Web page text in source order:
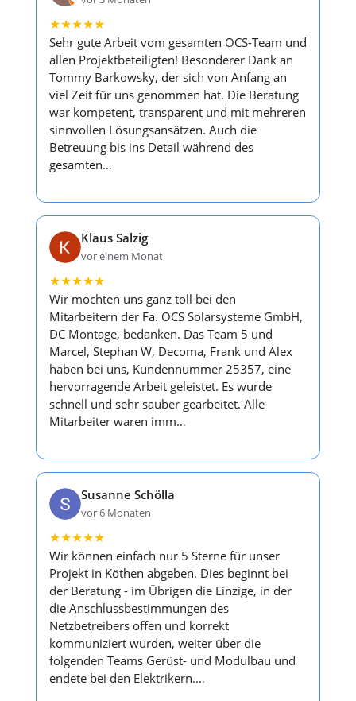
★★★★★
Sehr gute Arbeit vom gesamten OCS-Team und
allen Projektbeteiligten! Besonderer Dank an
Tommy Barkowsky, der sich von Anfang an
viel Zeit für uns genommen hat. Die Beratung
war kompetent, transparent und mit mehreren
sinnvollen Lösungsansätzen. Auch die
Betreuung bis ins Detail während des
gesamten…
Klaus Salzig
vor einem Monat
★★★★★
Wir möchten uns ganz toll bei den
Mitarbeitern der Fa. OCS Solarsysteme GmbH,
DC Montage, bedanken. Das Team 5 und
Marcel, Stephan W, Decoma, Frank und Alex
haben bei uns, Kundennummer 25357, eine
hervorragende Arbeit geleistet. Es wurde
schnell und sehr sauber gearbeitet. Alle
Mitarbeiter waren imm…
Susanne Schölla
vor 6 Monaten
★★★★★
Wir können einfach nur 5 Sterne für unser
Projekt in Köthen abgeben. Dies beginnt bei
der Beratung - im Übrigen die Einzige, in der
die Anschlussbestimmungen des
Netzbetreibers offen und korrekt
kommuniziert wurden, weiter über die
folgenden Teams Gerüst- und Modulbau und
endete bei den Elektrikern.…